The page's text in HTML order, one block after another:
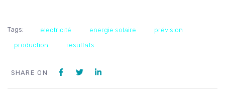
Tags: electricité energie solaire prévision
production résultats
SHARE ON